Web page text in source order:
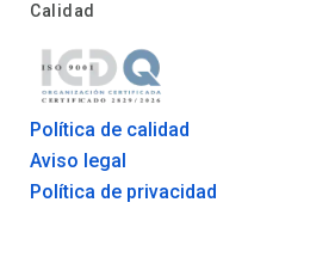
Calidad
Política de calidad
Aviso legal
Política de privacidad